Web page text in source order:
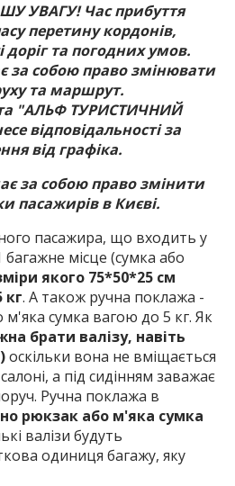
УВАГУ! Час прибуття
перетину кордонів,
доріг та погодних умов.
за собою право змінювати
та маршрут.
"АЛЬФ ТУРИСТИЧНИЙ
відповідальності за
від графіка.
за собою право змінити
пасажирів в Києві.
пасажира, що входить у
місце (сумка або
якого 75*50*25 см
. А також ручна поклажа -
сумка вагою до 5 кг. Як
брати валізу, навіть
оскільки вона не вміщається
а під сидінням заважає
Ручна поклажа в
рюкзак або м'яка сумка
валізи будуть
одиниця багажу, яку